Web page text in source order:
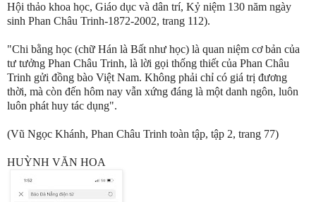
Hội thảo khoa học, Giáo dục và dân trí, Kỷ niệm 130 năm ngày
sinh Phan Châu Trinh-1872-2002, trang 112).
"Chi bằng học (chữ Hán là Bất như học) là quan niệm cơ bản của
tư tưởng Phan Châu Trinh, là lời gọi thống thiết của Phan Châu
Trinh gửi đồng bào Việt Nam. Không phải chỉ có giá trị đương
thời, mà còn đến hôm nay vẫn xứng đáng là một danh ngôn, luôn
luôn phát huy tác dụng".
(Vũ Ngọc Khánh, Phan Châu Trinh toàn tập, tập 2, trang 77)
HUỲNH VĂN HOA